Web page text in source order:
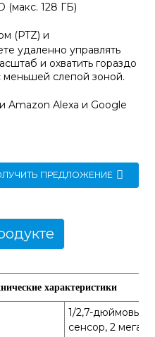
(макс. 128 ГБ)
(PTZ) и
удаленно управлять
и охватить гораздо
слепой зоной.
Amazon Alexa и Google
ПРЕДЛОЖЕНИЕ
характеристики
1/2,7-дюймовый
сенсор, 2